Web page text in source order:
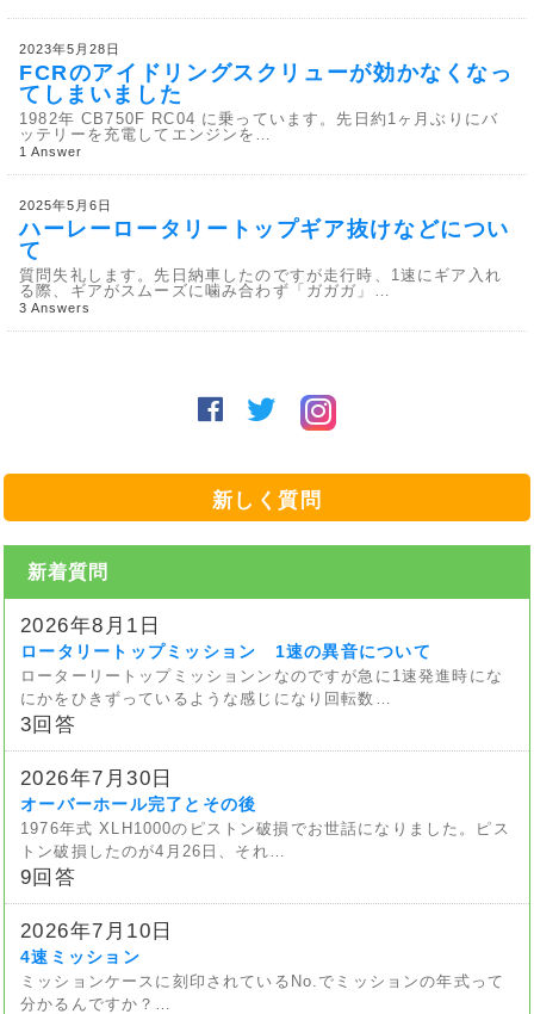
2023年5月28日
FCRのアイドリングスクリューが効かなくなっ
てしまいました
1982年 CB750F RC04 に乗っています。先日約1ヶ月ぶりにバ
ッテリーを充電してエンジンを…
1 Answer
2025年5月6日
ハーレーロータリートップギア抜けなどについ
て
質問失礼します。先日納車したのですが走行時、1速にギア入れ
る際、ギアがスムーズに噛み合わず「ガガガ」…
3 Answers
新しく質問
新着質問
2026年8月1日
ロータリートップミッション 1速の異音について
ローターリートップミッションンなのですが急に1速発進時にな
にかをひきずっているような感じになり回転数…
3回答
2026年7月30日
オーバーホール完了とその後
1976年式 XLH1000のピストン破損でお世話になりました。ピス
トン破損したのが4月26日、それ…
9回答
2026年7月10日
4速ミッション
ミッションケースに刻印されているNo.でミッションの年式って
分かるんですか？…